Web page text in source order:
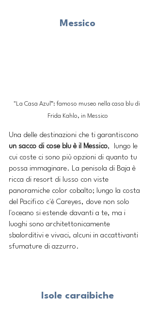
Messico
"La Casa Azul”: famoso museo nella casa blu di
Frida Kahlo, in Messico
Una delle destinazioni che ti garantiscono
un sacco di cose blu è il Messico,  lungo le
cui coste ci sono più opzioni di quanto tu
possa immaginare. La penisola di Baja è
ricca di resort di lusso con viste
panoramiche color cobalto; lungo la costa
del Pacifico c'è Careyes, dove non solo
l'oceano si estende davanti a te, ma i
luoghi sono architettonicamente
sbalorditivi e vivaci, alcuni in accattivanti
sfumature di azzurro.
Isole caraibiche